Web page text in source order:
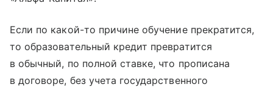
Если по какой-то причине обучение прекратится,
то образовательный кредит превратится
в обычный, по полной ставке, что прописана
в договоре, без учета государственного